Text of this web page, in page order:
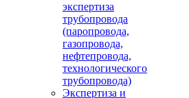
экспертиза
трубопровода
(паропровода,
газопровода,
нефтепровода,
технологического
трубопровода)
Экспертиза и